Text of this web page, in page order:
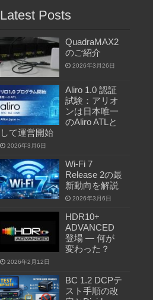
Latest Posts
QuadraMAX2
のご紹介
2026年3月26日
Aliro 1.0 認証
試験：アリオ
ンは日本唯一
のAliro ATLと
して運営開始
2026年3月6日
Wi-Fi 7
Release 2の最
新動向を解説
2026年3月6日
HDR10+
ADVANCED
登場 ― 何が
変わった？
2026年2月12日
BC 1.2 DCPテ
スト手順の改